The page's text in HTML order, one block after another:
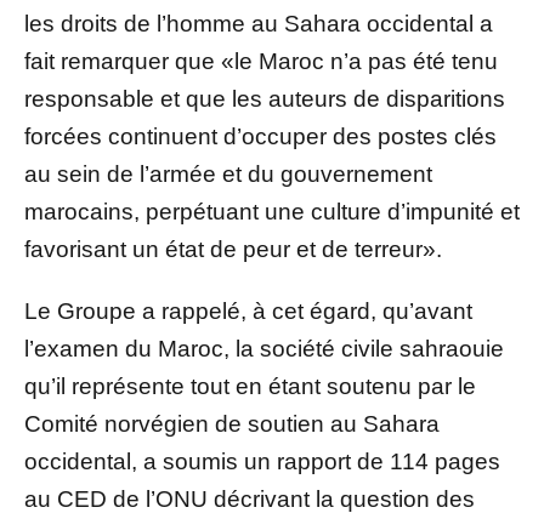
les droits de l’homme au Sahara occidental a
fait remarquer que «le Maroc n’a pas été tenu
responsable et que les auteurs de disparitions
forcées continuent d’occuper des postes clés
au sein de l’armée et du gouvernement
marocains, perpétuant une culture d’impunité et
favorisant un état de peur et de terreur».
Le Groupe a rappelé, à cet égard, qu’avant
l’examen du Maroc, la société civile sahraouie
qu’il représente tout en étant soutenu par le
Comité norvégien de soutien au Sahara
occidental, a soumis un rapport de 114 pages
au CED de l’ONU décrivant la question des